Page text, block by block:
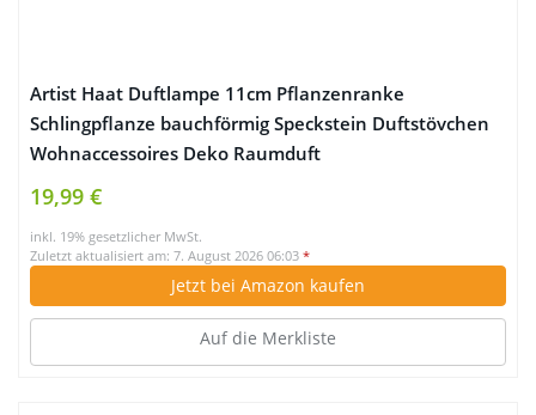
Artist Haat Duftlampe 11cm Pflanzenranke
Schlingpflanze bauchförmig Speckstein Duftstövchen
Wohnaccessoires Deko Raumduft
19,99 €
inkl. 19% gesetzlicher MwSt.
Zuletzt aktualisiert am: 7. August 2026 06:03 *
Jetzt bei Amazon kaufen
Auf die Merkliste